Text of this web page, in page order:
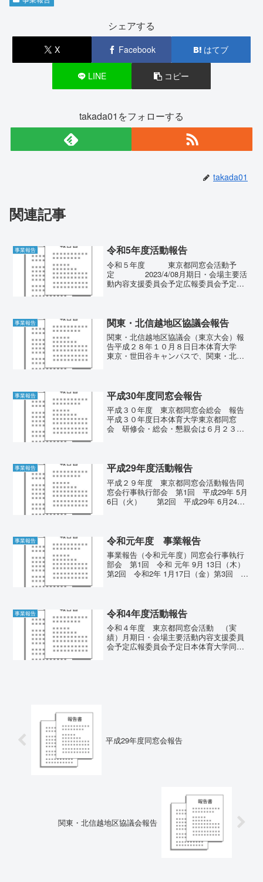
シェアする
X Facebook はてブ
LINE コピー
takada01をフォローする
takada01
関連記事
事業報告 令和5年度活動報告
令和５年度 東京都同窓会活動予
定 2023/4/08月期日・会場主要活
動内容支援委員会予定広報委員会予定日
時執行部...
事業報告 関東・北信越地区協議会報告
関東・北信越地区協議会（東京大会）報
告平成２８年１０月８日日本体育大学
東京・世田谷キャンパスで、関東・北信
り同窓が集まり始め、懐か...
事業報告 平成30年度同窓会報告
平成３０年度 東京都同窓会総会 報告
平成３０年度日本体育大学東京都同窓
会 研修会・総会・懇親会は６月２３日
葉大学名誉教授であり、日本...
事業報告 平成29年度活動報告
平成２９年度 東京都同窓会活動報告同
窓会行事執行部会 第1回 平成29年 5月
6日（火） 第2回 平成29年 6月24日
事業報告 令和元年度 事業報告
事業報告（令和元年度）同窓会行事執行
部会 第1回 令和 元年 9月 13日（木）
第2回 令和2年 1月17日（金）第3回 令
事業報告 令和4年度活動報告
令和４年度 東京都同窓会活動 （実
績）月期日・会場主要活動内容支援委員
会予定広報委員会予定日本体育大学同窓
平成29年度同窓会報告
関東・北信越地区協議会報告